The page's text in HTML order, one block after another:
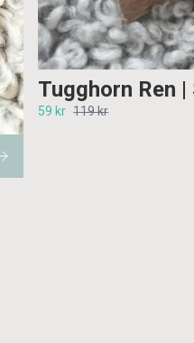
Tugghorn Ren
59 kr 119 kr